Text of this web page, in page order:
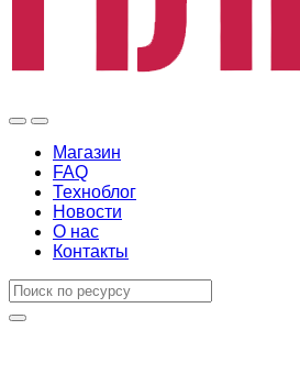
Магазин
FAQ
Техноблог
Новости
О нас
Контакты